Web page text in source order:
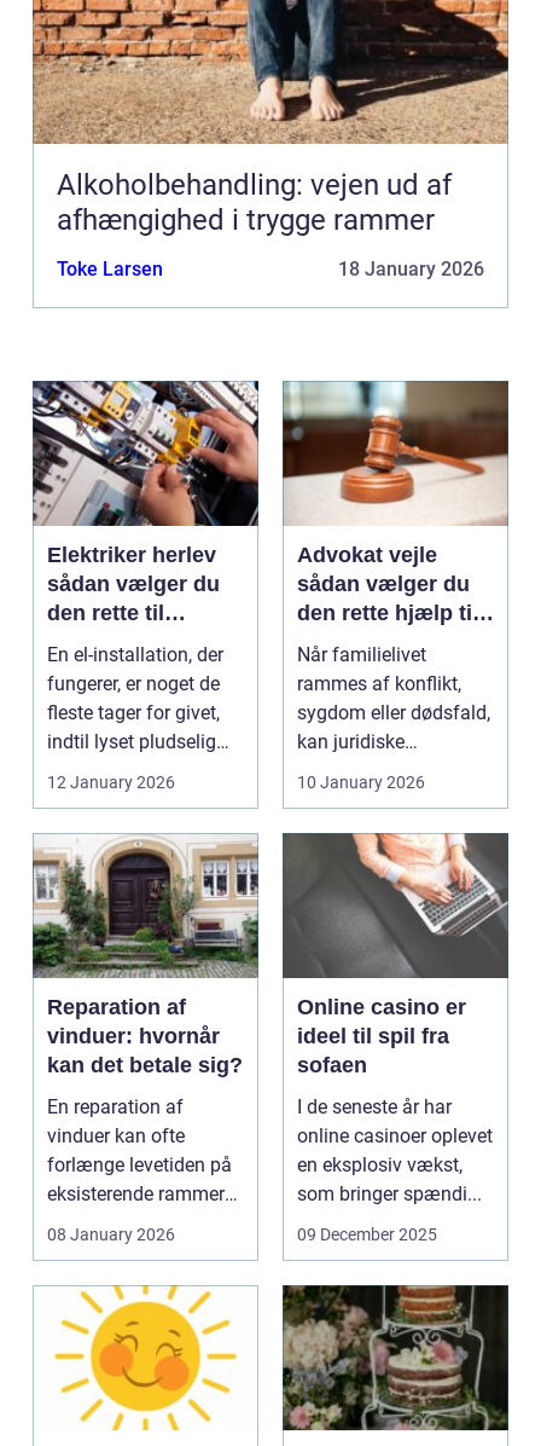
Alkoholbehandling: vejen ud af
afhængighed i trygge rammer
Toke Larsen 18 January 2026
Elektriker herlev
sådan vælger du
den rette til
opgaven
En el-installation, der
fungerer, er noget de
fleste tager for givet,
indtil lyset pludselig
går, el...
12 January 2026
Advokat vejle
sådan vælger du
den rette hjælp til
familien
Når familielivet
rammes af konflikt,
sygdom eller dødsfald,
kan juridiske
spørgsmål hurtigt
vokse si...
10 January 2026
Reparation af
vinduer: hvornår
kan det betale sig?
En reparation af
vinduer kan ofte
forlænge levetiden på
eksisterende rammer
og glas med ...
08 January 2026
Online casino er
ideel til spil fra
sofaen
I de seneste år har
online casinoer oplevet
en eksplosiv vækst,
som bringer spændi...
09 December 2025